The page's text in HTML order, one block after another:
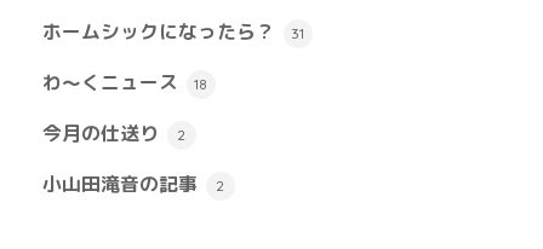
ホームシックになったら？ 31
わ～くニュース 18
今月の仕送り 2
小山田滝音の記事 2